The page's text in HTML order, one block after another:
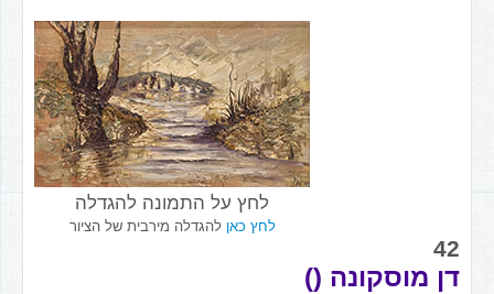
לחץ על התמונה להגדלה
לחץ כאן להגדלה מירבית של הציור
42
דן מוסקונה ()